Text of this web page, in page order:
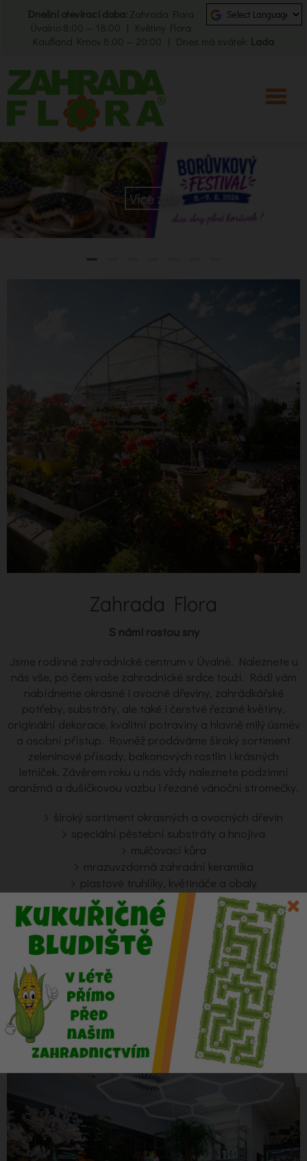
Dnešní otevírací doba: Zahrada Flora
Úvalno 8:00 — 18:00 | Květiny Flora
Kaufland Krnov 8:00 — 20:00 | Dnes má svátek: Lada
Více zde
Zahrada Flora
S námi rostou sny
Jsme rodinné zahradnické centrum v Úvalně. Naleznete u
nás vše, po čem vaše zahradnické srdce touží. Rádi vám
nabídneme okrasné i ovocné dřeviny, zahrádkářské
potřeby, substráty, ale také i čerstvé řezané květiny,
originální dekorace, kvalitní potraviny a hlavně milý úsměv
a osobní přístup. Rovněž prodáváme široký sortiment
zeleninové přísady, balkonových rostlin i krásných
letniček. Závěrem roku u nás vždy naleznete podzimní
aranžmá a dušičkovou vazbu i řezané vánoční stromečky.
široký sortiment okrasných a ovocných dřevin
speciální pěstební substráty a hnojiva
mulčovací kůra
mrazuvzdorná zahradní keramika
plastové truhlíky, květináče a obaly
zahrádkářské potřeby
více zde